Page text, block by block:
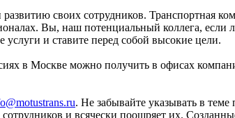
развитию своих сотрудников.
Вы, наш потенциальный коллега, если
и ставите перед собой высокие цели.
в Москве можно получить в офисах
. Не забывайте указывать в
и всячески поощряет их.